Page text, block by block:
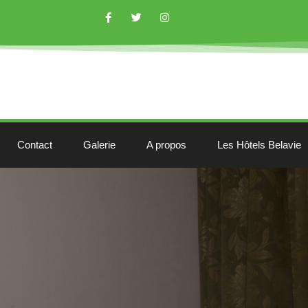
Contact Galerie A propos Les Hôtels Belavie